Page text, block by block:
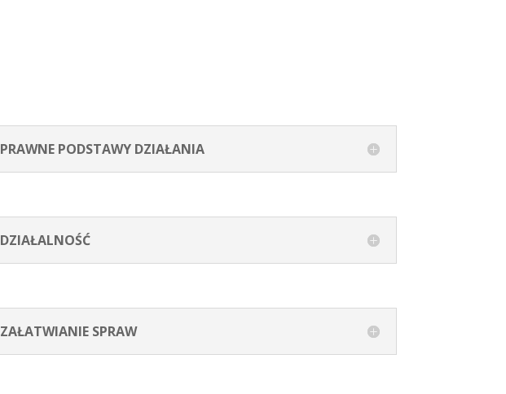
PRAWNE PODSTAWY DZIAŁANIA
DZIAŁALNOŚĆ
ZAŁATWIANIE SPRAW